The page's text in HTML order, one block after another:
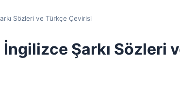
Sözleri ve Türkçe Çevirisi
Şarkı Sözleri